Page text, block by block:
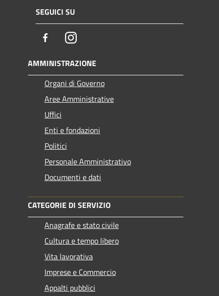
SEGUICI SU
FacebookInstagram
AMMINISTRAZIONE
Organi di Governo
Aree Amministrative
Uffici
Enti e fondazioni
Politici
Personale Amministrativo
Documenti e dati
CATEGORIE DI SERVIZIO
Anagrafe e stato civile
Cultura e tempo libero
Vita lavorativa
Imprese e Commercio
Appalti pubblici